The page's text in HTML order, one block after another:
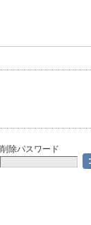
削除パスワード